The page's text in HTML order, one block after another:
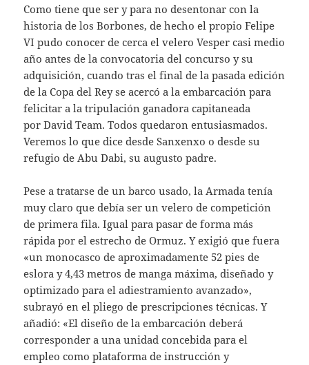
Como tiene que ser y para no desentonar con la
historia de los Borbones, de hecho el propio Felipe
VI pudo conocer de cerca el velero Vesper casi medio
año antes de la convocatoria del concurso y su
adquisición, cuando tras el final de la pasada edición
de la Copa del Rey se acercó a la embarcación para
felicitar a la tripulación ganadora capitaneada
por David Team. Todos quedaron entusiasmados.
Veremos lo que dice desde Sanxenxo o desde su
refugio de Abu Dabi, su augusto padre.
Pese a tratarse de un barco usado, la Armada tenía
muy claro que debía ser un velero de competición
de primera fila. Igual para pasar de forma más
rápida por el estrecho de Ormuz. Y exigió que fuera
«un monocasco de aproximadamente 52 pies de
eslora y 4,43 metros de manga máxima, diseñado y
optimizado para el adiestramiento avanzado»,
subrayó en el pliego de prescripciones técnicas. Y
añadió: «El diseño de la embarcación deberá
corresponder a una unidad concebida para el
empleo como plataforma de instrucción y